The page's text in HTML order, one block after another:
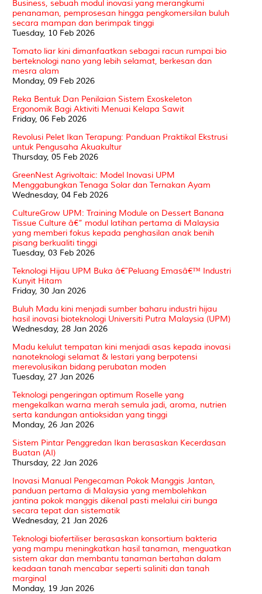
Business, sebuah modul inovasi yang merangkumi
penanaman, pemprosesan hingga pengkomersilan buluh
secara mampan dan berimpak tinggi
Tuesday, 10 Feb 2026
Tomato liar kini dimanfaatkan sebagai racun rumpai bio
berteknologi nano yang lebih selamat, berkesan dan
mesra alam
Monday, 09 Feb 2026
Reka Bentuk Dan Penilaian Sistem Exoskeleton
Ergonomik Bagi Aktiviti Menuai Kelapa Sawit
Friday, 06 Feb 2026
Revolusi Pelet Ikan Terapung: Panduan Praktikal Ekstrusi
untuk Pengusaha Akuakultur
Thursday, 05 Feb 2026
GreenNest Agrivoltaic: Model Inovasi UPM
Menggabungkan Tenaga Solar dan Ternakan Ayam
Wednesday, 04 Feb 2026
CultureGrow UPM: Training Module on Dessert Banana
Tissue Culture â€” modul latihan pertama di Malaysia
yang memberi fokus kepada penghasilan anak benih
pisang berkualiti tinggi
Tuesday, 03 Feb 2026
Teknologi Hijau UPM Buka â€˜Peluang Emasâ€™ Industri
Kunyit Hitam
Friday, 30 Jan 2026
Buluh Madu kini menjadi sumber baharu industri hijau
hasil inovasi bioteknologi Universiti Putra Malaysia (UPM)
Wednesday, 28 Jan 2026
Madu kelulut tempatan kini menjadi asas kepada inovasi
nanoteknologi selamat & lestari yang berpotensi
merevolusikan bidang perubatan moden
Tuesday, 27 Jan 2026
Teknologi pengeringan optimum Roselle yang
mengekalkan warna merah semula jadi, aroma, nutrien
serta kandungan antioksidan yang tinggi
Monday, 26 Jan 2026
Sistem Pintar Penggredan Ikan berasaskan Kecerdasan
Buatan (AI)
Thursday, 22 Jan 2026
Inovasi Manual Pengecaman Pokok Manggis Jantan,
panduan pertama di Malaysia yang membolehkan
jantina pokok manggis dikenal pasti melalui ciri bunga
secara tepat dan sistematik
Wednesday, 21 Jan 2026
Teknologi biofertiliser berasaskan konsortium bakteria
yang mampu meningkatkan hasil tanaman, menguatkan
sistem akar dan membantu tanaman bertahan dalam
keadaan tanah mencabar seperti saliniti dan tanah
marginal
Monday, 19 Jan 2026